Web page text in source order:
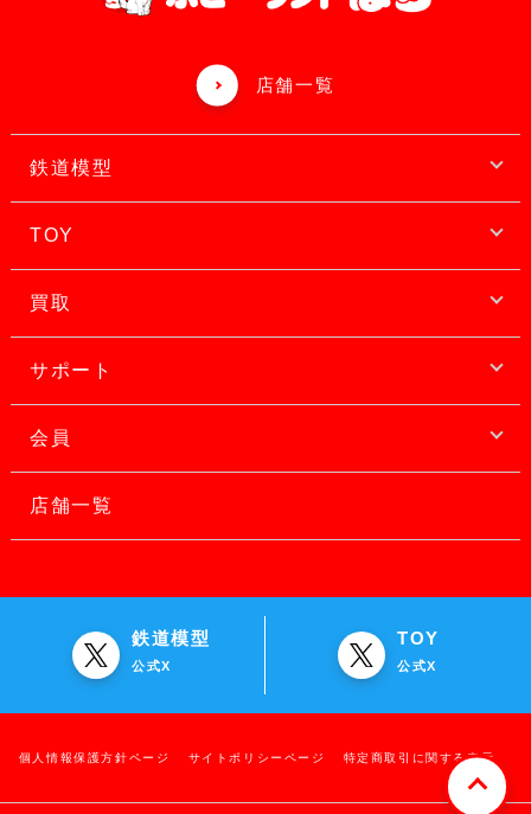
店舗一覧
鉄道模型
TOY
買取
サポート
会員
店舗一覧
鉄道模型
公式X
TOY
公式X
個人情報保護方針ページ サイトポリシーページ 特定商取引に関する表示